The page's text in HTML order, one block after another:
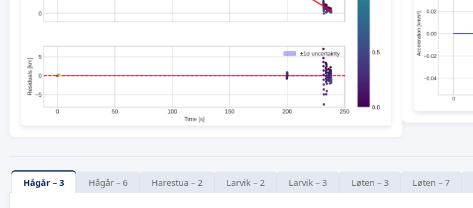
Hågår – 3 Hågår – 6 Harestua – 2 Larvik – 2 Larvik – 3 Løten – 3 Løten – 7